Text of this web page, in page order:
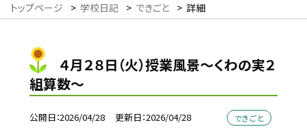
トップページ > 学校日記 > できごと > 詳細
４月２８日（火）授業風景～くわの実２
組算数～
公開日 2026/04/28 更新日 2026/04/28 できごと